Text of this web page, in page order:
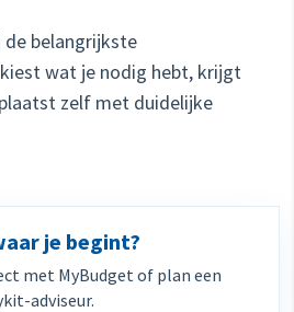
de belangrijkste
wat je nodig hebt, krijgt
zelf met duidelijke
je begint?
met MyBudget of plan een
adviseur.